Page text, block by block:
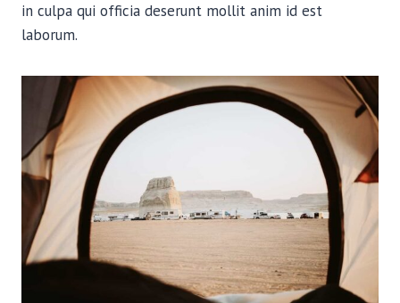
in culpa qui officia deserunt mollit anim id est
laborum.